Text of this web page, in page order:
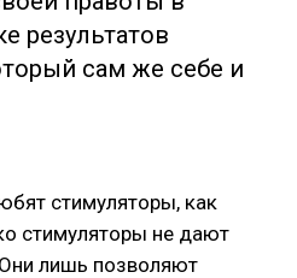
результатов
сам же себе и
стимуляторы, как
стимуляторы не дают
лишь позволяют